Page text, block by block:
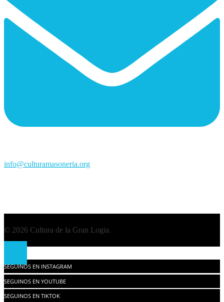
info@culturamasoneria.org
© 2026 Cultura de la Gran Logia.
SEGUINOS EN INSTAGRAM
SEGUINOS EN YOUTUBE
SEGUINOS EN TIKTOK